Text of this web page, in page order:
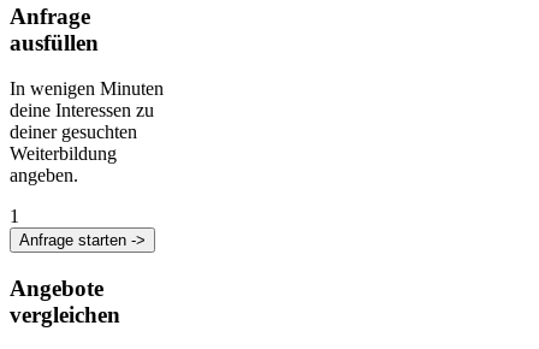
Anfrage
ausfüllen
In wenigen Minuten
deine Interessen zu
deiner gesuchten
Weiterbildung
angeben.
1
Anfrage starten ->
Angebote
vergleichen